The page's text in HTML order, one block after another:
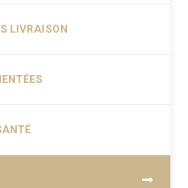
LIVRAISON